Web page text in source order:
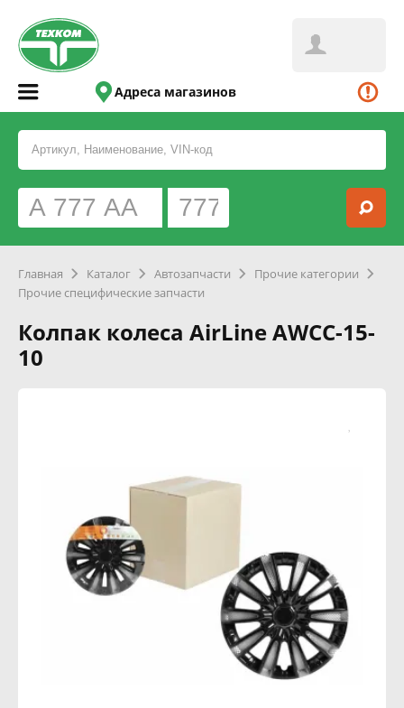
Адреса магазинов
Главная Каталог Автозапчасти
Прочие категории
Прочие специфические запчасти
Колпак колеса AirLine AWCC-15-
10